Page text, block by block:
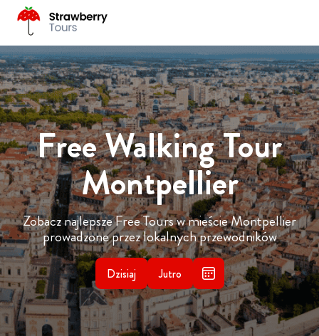
Free Walking Tour
Montpellier
Zobacz najlepsze Free Tours w mieście Montpellier
prowadzone przez lokalnych przewodników
Dzisiaj Jutro